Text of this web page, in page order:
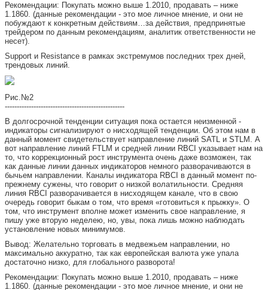
Рекомендации: Покупать можно выше 1.2010, продавать – ниже
1.1860. (данные рекомендации - это мое личное мнение, и они не
побуждают к конкретным действиям…за действия, предпринятые
трейдером по данным рекомендациям, аналитик ответственности не
несет).
Support и Resistance в рамках экстремумов последних трех дней,
трендовых линий.
Рис.№2
--------------------------------------------------
В долгосрочной тенденции ситуация пока остается неизменной -
индикаторы сигнализируют о нисходящей тенденции. Об этом нам в
данный момент свидетельствует направление линий SATL и STLM. А
вот направление линий FTLM и средней линии RBCI указывает нам на
то, что коррекционный рост инструмента очень даже возможен, так
как данные линии данных индикаторов немного разворачиваются в
бычьем направлении. Каналы индикатора RBCI в данный момент по-
прежнему сужены, что говорит о низкой волатильности. Средняя
линия RBCI разворачивается в нисходящем канале, что в свою
очередь говорит быкам о том, что время «готовиться к прыжку». О
том, что инструмент вполне может изменить свое направление, я
пишу уже вторую неделею, но, увы, пока лишь можно наблюдать
установление новых минимумов.
Вывод: Желательно торговать в медвежьем направлении, но
максимально аккуратно, так как европейская валюта уже упала
достаточно низко, для глобального разворота!
Рекомендации: Покупать можно выше 1.2010, продавать – ниже
1.1860. (данные рекомендации - это мое личное мнение, и они не